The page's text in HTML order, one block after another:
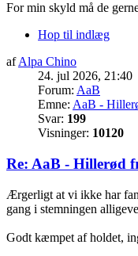
For min skyld må de
Hop til indlæg
afAlpa Chino
24. jul 2026, 21:40
Forum: AaB
Emne: AaB -
Svar: 199
Visninger: 10120
Re: AaB - Hillerød
Ærgerligt at vi ikke har
gang i stemningen
Godt kæmpet af holdet,